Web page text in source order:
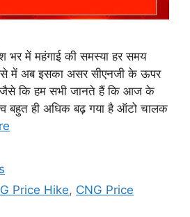
में महंगाई की समस्या हर समय
में अब इसका असर सीएनजी के ऊपर
जैसे कि हम सभी जानते हैं कि आज के
बहुत ही अधिक बढ़ गया है ऑटो चालक
Price Hike, CNG Price